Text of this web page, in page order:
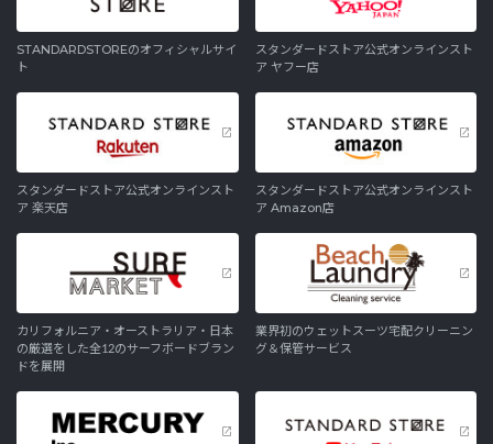
STANDARDSTOREのオフィシャルサイ
ト
スタンダードストア公式オンラインスト
ア ヤフー店
スタンダードストア公式オンラインスト
ア 楽天店
スタンダードストア公式オンラインスト
ア Amazon店
カリフォルニア・オーストラリア・日本
の厳選をした全12のサーフボードブラン
ドを展開
業界初のウェットスーツ宅配クリーニン
グ＆保管サービス